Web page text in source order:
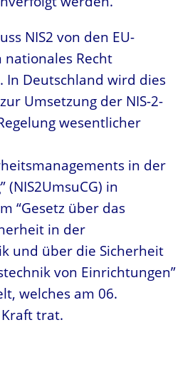
NIS2 von den EU-
Recht
In Deutschland wird dies
Umsetzung der NIS-2-
wesentlicher
in der
(NIS2UmsuCG) in
“Gesetz über das
in der
und über die Sicherheit
von Einrichtungen”
welches am 06.
trat.